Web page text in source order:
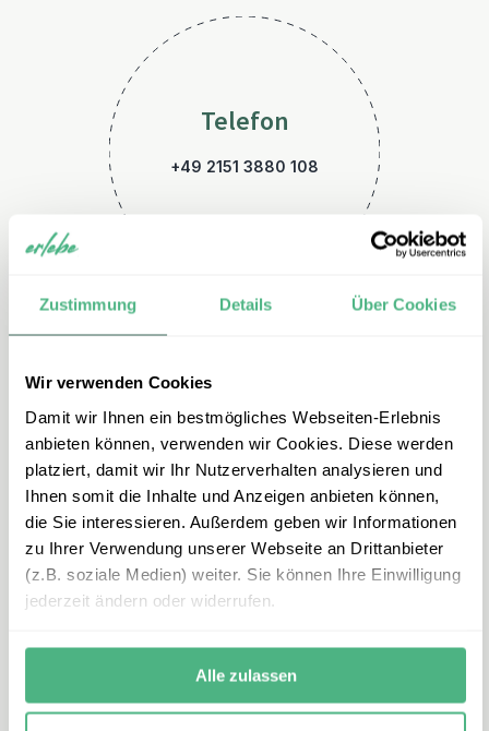
Zustimmung Details Über Cookies
Wir verwenden Cookies
Damit wir Ihnen ein bestmögliches Webseiten-Erlebnis
anbieten können, verwenden wir Cookies. Diese werden
platziert, damit wir Ihr Nutzerverhalten analysieren und
Ihnen somit die Inhalte und Anzeigen anbieten können,
die Sie interessieren. Außerdem geben wir Informationen
zu Ihrer Verwendung unserer Webseite an Drittanbieter
(z.B. soziale Medien) weiter. Sie können Ihre Einwilligung
jederzeit ändern oder widerrufen.
Alle zulassen
Telefon
+49 2151 3880 108
E-Mail
indonesien@erlebe.de
Montag – Freitag:
und nach individueller